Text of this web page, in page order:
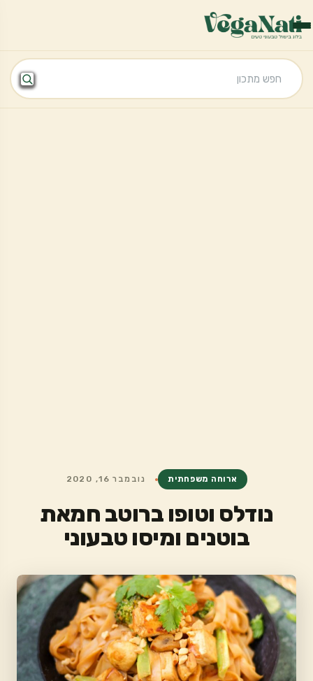
ארוחה משפחתית נובמבר 16, 2020
נודלס וטופו ברוטב חמאת
בוטנים ומיסו טבעוני